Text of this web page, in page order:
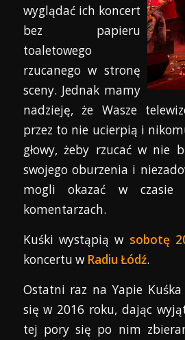
wyglądać ich koncert
bez papieru
toaletowego
rzucanego w stronę
sceny. Jednak mamy
nadzieję, że Wasze
przez to nie ucierpią i
głowy, żeby rzucać w nie
swojego oburzenia i
mogli okazać w
komentarzach.
Kuśki wystąpią w sobotę
koncertu w Radiu Łódź.
Ostatni raz na Yapie
się w 2016 roku, dając
tej pory się po nim